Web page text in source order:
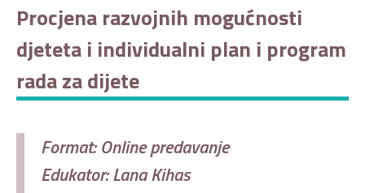
Procjena razvojnih mogućnosti
djeteta i individualni plan i program
rada za dijete
Format: Online predavanje
Edukator: Lana Kihas